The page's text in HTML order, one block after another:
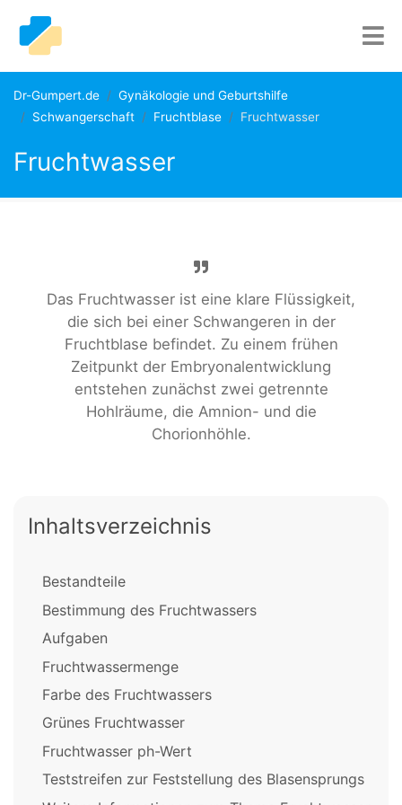
Dr-Gumpert.de
Gynäkologie und Geburtshilfe
Schwangerschaft
Fruchtblase Fruchtwasser
Fruchtwasser
Das Fruchtwasser ist eine klare Flüssigkeit,
die sich bei einer Schwangeren in der
Fruchtblase befindet. Zu einem frühen
Zeitpunkt der Embryonalentwicklung
entstehen zunächst zwei getrennte
Hohlräume, die Amnion- und die
Chorionhöhle.
Inhaltsverzeichnis
Bestandteile
Bestimmung des Fruchtwassers
Aufgaben
Fruchtwassermenge
Farbe des Fruchtwassers
Grünes Fruchtwasser
Fruchtwasser ph-Wert
Teststreifen zur Feststellung des Blasensprungs